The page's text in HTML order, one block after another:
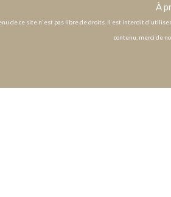
À
de ce site n'est pas libre de droits. Il est interdit
contenu, merci de